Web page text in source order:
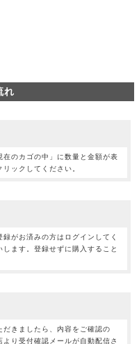
れ
在のカゴの中」に数量と金額が表
ックしてください。
がお済みの方はログインしてく
ます。登録せずに購入すること
きましたら、内容をご確認の
より受付確認メールが自動配信さ